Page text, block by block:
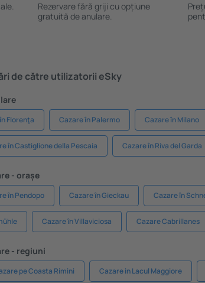
Rezervare fără griji cu opțiune
gratuită de anulare.
de către utilizatorii eSky
Florenţa Cazare în Palermo Cazare în Milano
în Castiglione della Pescaia Cazare în Riva del Garda
- orașe
în Pendopo Cazare în Gieckau Cazare în
Cazare în Villaviciosa Cazare Cabrillanes
- regiuni
pe Coasta Rimini Cazare in Lacul Maggiore